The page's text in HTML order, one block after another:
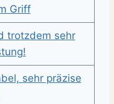
Griff
trotzdem sehr
sehr präzise